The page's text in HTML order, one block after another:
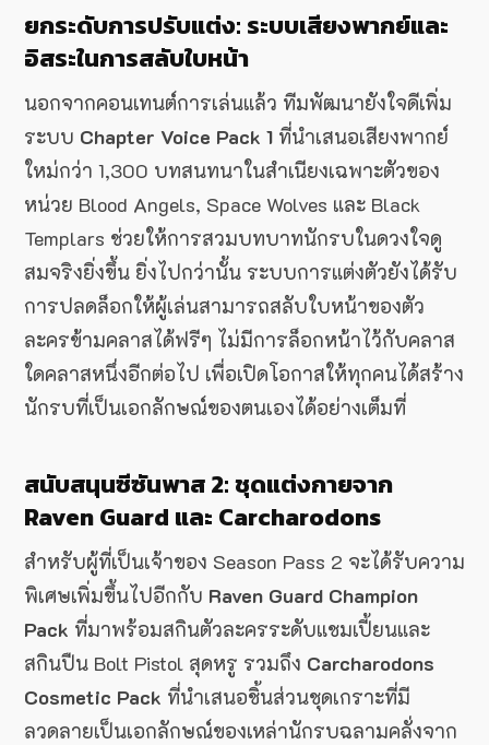
ยกระดับการปรับแต่ง: ระบบเสียงพากย์และ
อิสระในการสลับใบหน้า
นอกจากคอนเทนต์การเล่นแล้ว ทีมพัฒนายังใจดีเพิ่ม
ระบบ Chapter Voice Pack 1 ที่นำเสนอเสียงพากย์
ใหม่กว่า 1,300 บทสนทนาในสำเนียงเฉพาะตัวของ
หน่วย Blood Angels, Space Wolves และ Black
Templars ช่วยให้การสวมบทบาทนักรบในดวงใจดู
สมจริงยิ่งขึ้น ยิ่งไปกว่านั้น ระบบการแต่งตัวยังได้รับ
การปลดล็อกให้ผู้เล่นสามารถสลับใบหน้าของตัว
ละครข้ามคลาสได้ฟรีๆ ไม่มีการล็อกหน้าไว้กับคลาส
ใดคลาสหนึ่งอีกต่อไป เพื่อเปิดโอกาสให้ทุกคนได้สร้าง
นักรบที่เป็นเอกลักษณ์ของตนเองได้อย่างเต็มที่
สนับสนุนซีซันพาส 2: ชุดแต่งกายจาก
Raven Guard และ Carcharodons
สำหรับผู้ที่เป็นเจ้าของ Season Pass 2 จะได้รับความ
พิเศษเพิ่มขึ้นไปอีกกับ Raven Guard Champion
Pack ที่มาพร้อมสกินตัวละครระดับแชมเปี้ยนและ
สกินปืน Bolt Pistol สุดหรู รวมถึง Carcharodons
Cosmetic Pack ที่นำเสนอชิ้นส่วนชุดเกราะที่มี
ลวดลายเป็นเอกลักษณ์ของเหล่านักรบฉลามคลั่งจาก